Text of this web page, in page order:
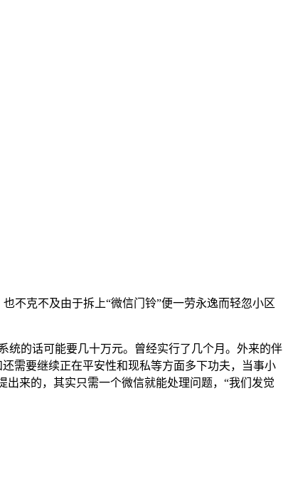
不克不及由于拆上“微信门铃”便一劳永逸而轻忽小区
的话可能要几十万元。曾经实行了几个月。外来的伴
需要继续正在平安性和现私等方面多下功夫，当事小
来的，其实只需一个微信就能处理问题，“我们发觉